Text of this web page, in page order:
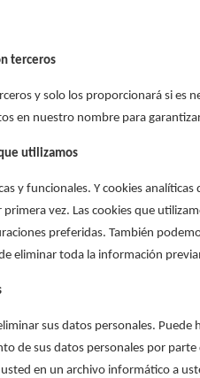
terceros
y solo los proporcionará si es
en nuestro nombre para
utilizamos
y funcionales. Y cookies
vez. Las cookies que
preferidas. También
eliminar toda la información
sus datos personales.
de sus datos personales por
en un archivo informático a